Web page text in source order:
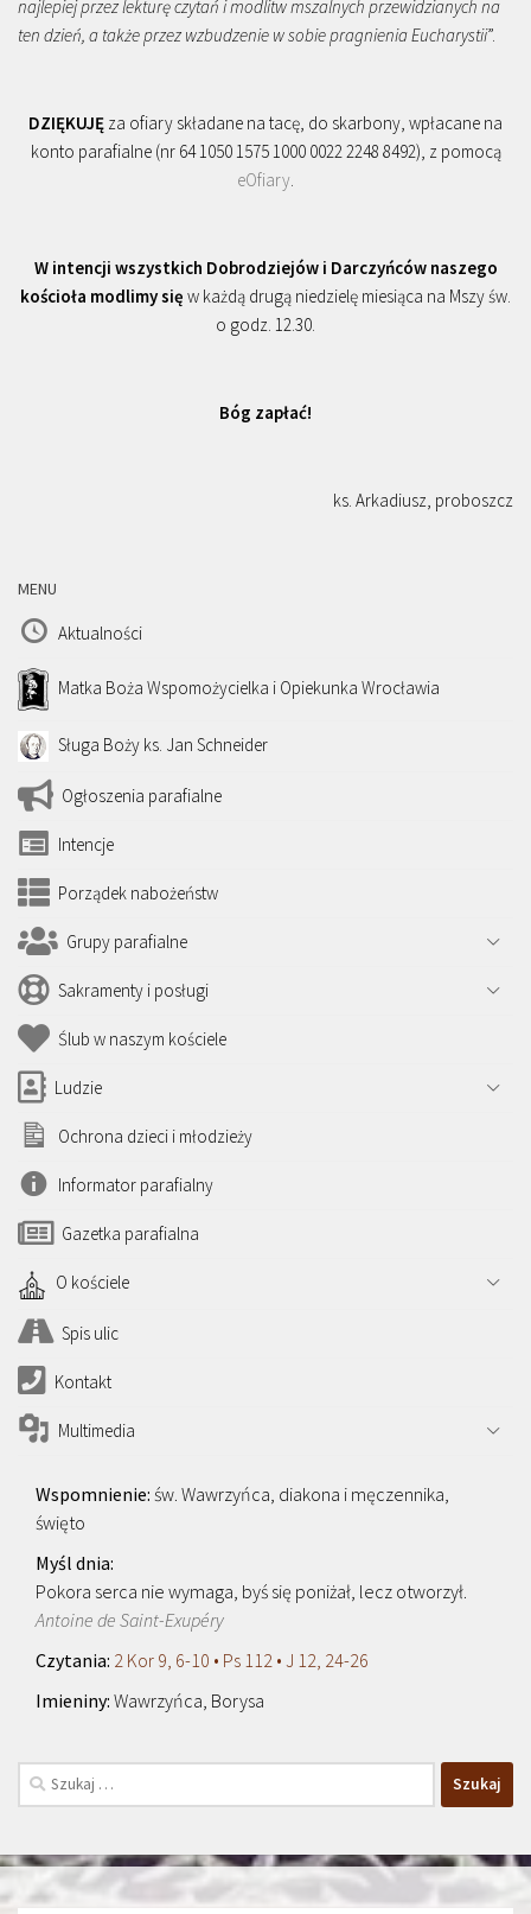
najlepiej przez lekturę czytań i modlitw mszalnych przewidzianych na
ten dzień, a także przez wzbudzenie w sobie pragnienia Eucharystii”.
DZIĘKUJĘ za ofiary składane na tacę, do skarbony, wpłacane na
konto parafialne (nr 64 1050 1575 1000 0022 2248 8492), z pomocą
eOfiary.
W intencji wszystkich Dobrodziejów i Darczyńców naszego
kościoła modlimy się w każdą drugą niedzielę miesiąca na Mszy św.
o godz. 12.30.
Bóg zapłać!
ks. Arkadiusz, proboszcz
MENU
Aktualności
Matka Boża Wspomożycielka i Opiekunka Wrocławia
Sługa Boży ks. Jan Schneider
Ogłoszenia parafialne
Intencje
Porządek nabożeństw
Grupy parafialne
Sakramenty i posługi
Ślub w naszym kościele
Ludzie
Ochrona dzieci i młodzieży
Informator parafialny
Gazetka parafialna
O kościele
Spis ulic
Kontakt
Multimedia
św. Wawrzyńca, diakona i męczennika,
święto
Pokora serca nie wymaga, byś się poniżał, lecz otworzył.
Antoine de Saint-Exupéry
2 Kor 9, 6-10 • Ps 112 • J 12, 24-26
Wawrzyńca, Borysa
Szukaj: